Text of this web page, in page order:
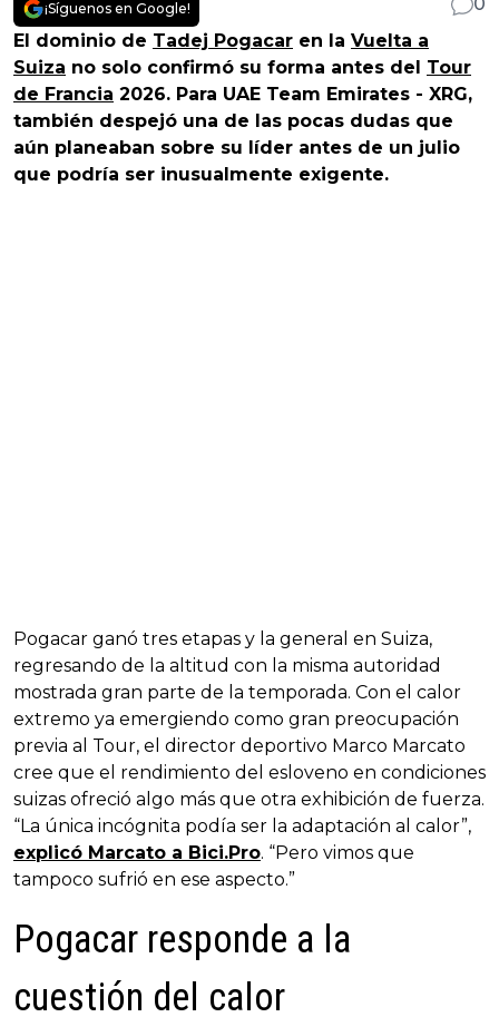
¡Síguenos en Google!
El dominio de Tadej Pogacar en la Vuelta a
Suiza no solo confirmó su forma antes del Tour
de Francia 2026. Para UAE Team Emirates - XRG,
también despejó una de las pocas dudas que
aún planeaban sobre su líder antes de un julio
que podría ser inusualmente exigente.
Pogacar ganó tres etapas y la general en Suiza,
regresando de la altitud con la misma autoridad
mostrada gran parte de la temporada. Con el calor
extremo ya emergiendo como gran preocupación
previa al Tour, el director deportivo Marco Marcato
cree que el rendimiento del esloveno en condiciones
suizas ofreció algo más que otra exhibición de fuerza.
“La única incógnita podía ser la adaptación al calor”,
explicó Marcato a Bici.Pro. “Pero vimos que
tampoco sufrió en ese aspecto.”
Pogacar responde a la
cuestión del calor